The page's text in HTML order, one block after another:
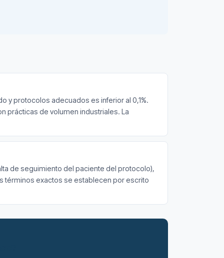
y protocolos adecuados es inferior al 0,1%.
prácticas de volumen industriales. La
de seguimiento del paciente del protocolo),
términos exactos se establecen por escrito